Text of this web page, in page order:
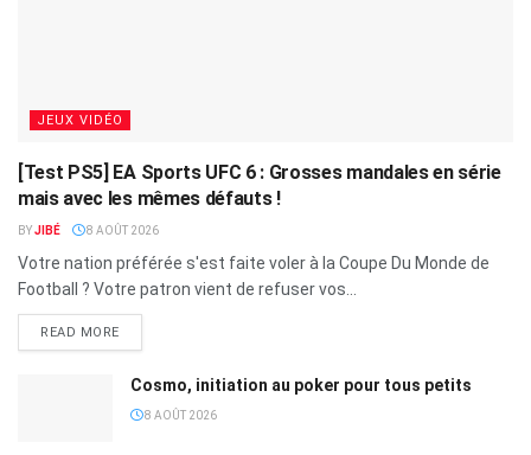
JEUX VIDÉO
[Test PS5] EA Sports UFC 6 : Grosses mandales en série
mais avec les mêmes défauts !
BYJIBÉ 8 AOÛT 2026
Votre nation préférée s'est faite voler à la Coupe Du Monde de
Football ? Votre patron vient de refuser vos...
READ MORE
Cosmo, initiation au poker pour tous petits
8 AOÛT 2026